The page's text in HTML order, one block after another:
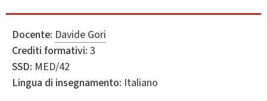
Docente: Davide Gori
Crediti formativi: 3
SSD: MED/42
Lingua di insegnamento: Italiano